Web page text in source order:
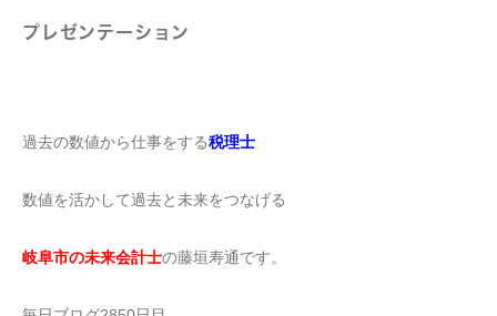
プレゼンテーション
過去の数値から仕事をする税理士
数値を活かして過去と未来をつなげる
岐阜市の未来会計士の藤垣寿通です。